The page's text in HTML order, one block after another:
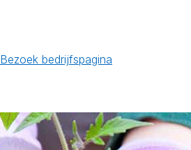
Bezoek bedrijfspagina